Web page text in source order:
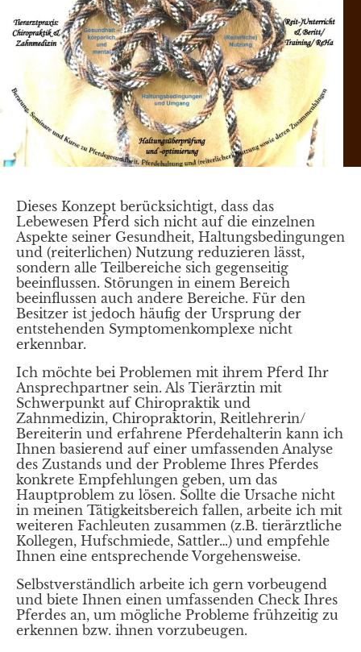
Dieses Konzept berücksichtigt, dass das
Lebewesen Pferd sich nicht auf die einzelnen
Aspekte seiner Gesundheit, Haltungsbedingungen
und (reiterlichen) Nutzung reduzieren lässt,
sondern alle Teilbereiche sich gegenseitig
beeinflussen. Störungen in einem Bereich
beeinflussen auch andere Bereiche. Für den
Besitzer ist jedoch häufig der Ursprung der
entstehenden Symptomenkomplexe nicht
erkennbar.
Ich möchte bei Problemen mit ihrem Pferd Ihr
Ansprechpartner sein. Als Tierärztin mit
Schwerpunkt auf Chiropraktik und
Zahnmedizin, Chiropraktorin, Reitlehrerin/
Bereiterin und erfahrene Pferdehalterin kann ich
Ihnen basierend auf einer umfassenden Analyse
des Zustands und der Probleme Ihres Pferdes
konkrete Empfehlungen geben, um das
Hauptproblem zu lösen. Sollte die Ursache nicht
in meinen Tätigkeitsbereich fallen, arbeite ich mit
weiteren Fachleuten zusammen (z.B. tierärztliche
Kollegen, Hufschmiede, Sattler…) und empfehle
Ihnen eine entsprechende Vorgehensweise.
Selbstverständlich arbeite ich gern vorbeugend
und biete Ihnen einen umfassenden Check Ihres
Pferdes an, um mögliche Probleme frühzeitig zu
erkennen bzw. ihnen vorzubeugen.